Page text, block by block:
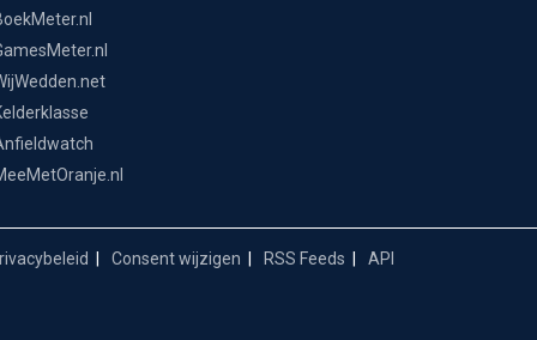
Consent wijzigen RSS Feeds API